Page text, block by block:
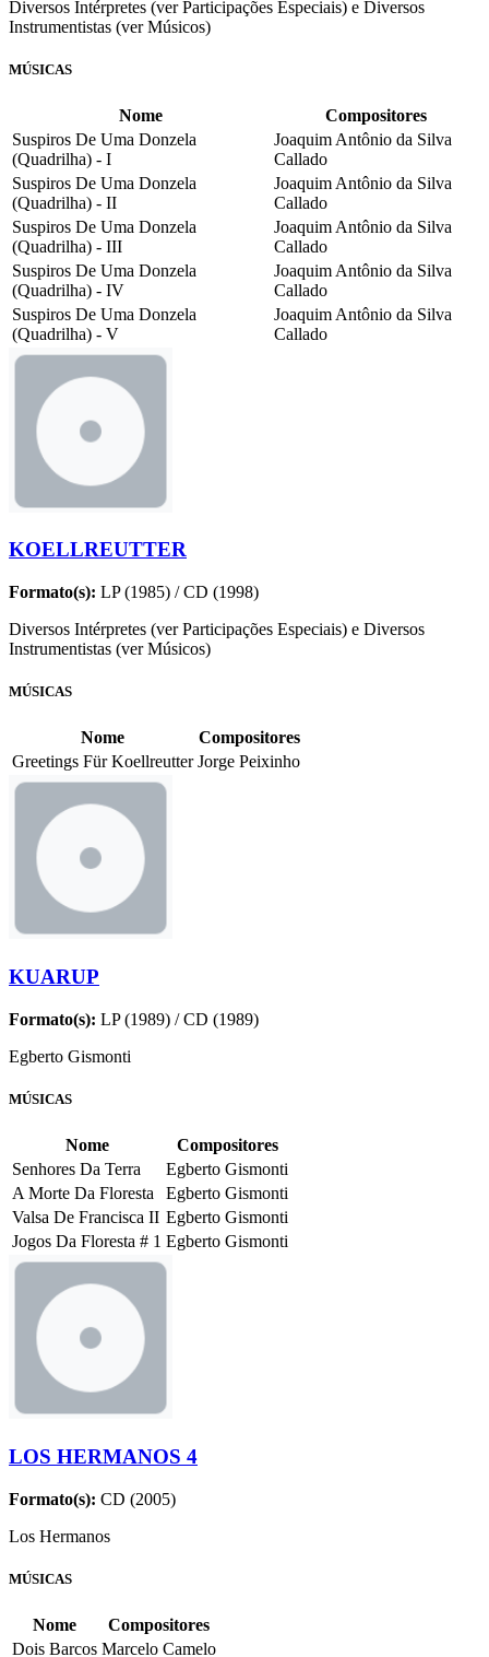
Diversos Intérpretes (ver Participações Especiais) e Diversos
Instrumentistas (ver Músicos)
MÚSICAS
Nome
Compositores
Suspiros De Uma Donzela
(Quadrilha) - I
Joaquim Antônio da Silva
Callado
Suspiros De Uma Donzela
(Quadrilha) - II
Joaquim Antônio da Silva
Callado
Suspiros De Uma Donzela
(Quadrilha) - III
Joaquim Antônio da Silva
Callado
Suspiros De Uma Donzela
(Quadrilha) - IV
Joaquim Antônio da Silva
Callado
Suspiros De Uma Donzela
(Quadrilha) - V
Joaquim Antônio da Silva
Callado
KOELLREUTTER
Formato(s): LP (1985) / CD (1998)
Diversos Intérpretes (ver Participações Especiais) e Diversos
Instrumentistas (ver Músicos)
MÚSICAS
Nome
Compositores
Greetings Für Koellreutter Jorge Peixinho
KUARUP
Formato(s): LP (1989) / CD (1989)
Egberto Gismonti
MÚSICAS
Nome
Compositores
Senhores Da Terra
Egberto Gismonti
A Morte Da Floresta
Egberto Gismonti
Valsa De Francisca II Egberto Gismonti
Jogos Da Floresta # 1 Egberto Gismonti
LOS HERMANOS 4
Formato(s): CD (2005)
Los Hermanos
MÚSICAS
Nome
Compositores
Dois Barcos Marcelo Camelo